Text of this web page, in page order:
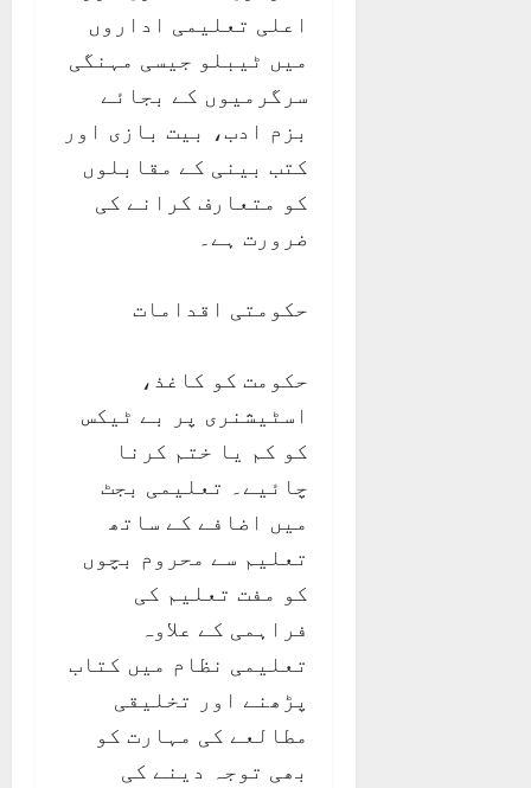
اعلی تعلیمی اداروں
میں ٹیبلو جیسی مہنگی
سرگرمیوں کے بجائے
بزم ادب، بیت بازی اور
کتب بینی کے مقابلوں
کو متعارف کرانے کی
ضرورت ہے۔
حکومتی اقدامات
حکومت کو کاغذ،
اسٹیشنری پر بے ٹیکس
کو کم یا ختم کرنا
چائیے۔ تعلیمی بجٹ
میں اضافے کے ساتھ
تعلیم سے محروم بچوں
کو مفت تعلیم کی
فراہمی کے علاوہ
تعلیمی نظام میں کتاب
پڑھنے اور تخلیقی
مطالعے کی مہارت کو
بھی توجہ دینے کی